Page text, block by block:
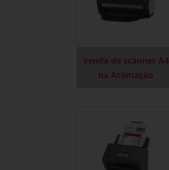
venda de scanner A4
na Aclimação